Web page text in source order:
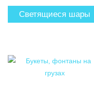
Светящиеся шары